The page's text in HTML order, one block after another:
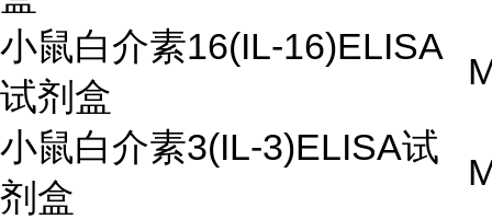
小鼠白介素16(IL-16)ELISA
试剂盒
小鼠白介素3(IL-3)ELISA试
剂盒